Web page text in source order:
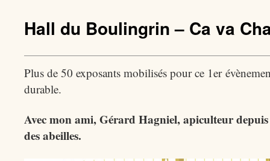
Hall du Boulingrin – Ca va
Plus de 50 exposants mobilisés pour ce 1er
durable.
Avec mon ami, Gérard Hagniel, apiculteur
des abeilles.